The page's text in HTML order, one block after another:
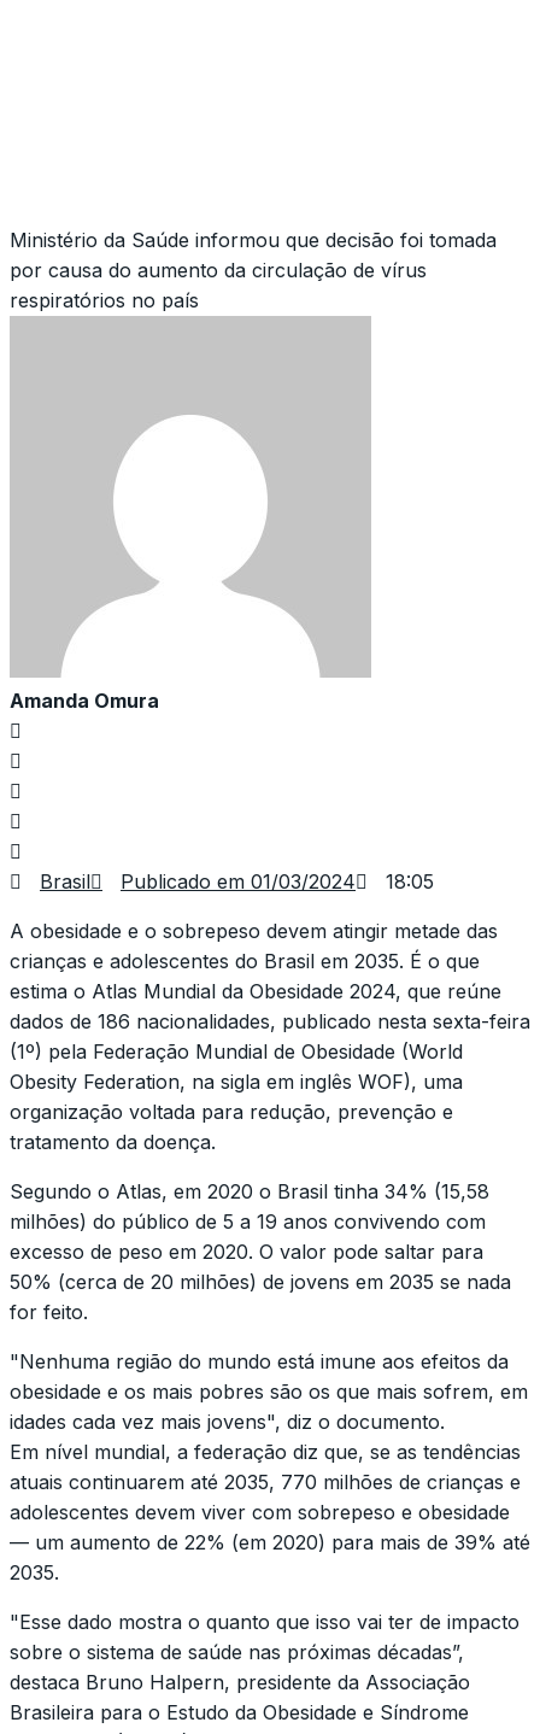
Ministério da Saúde informou que decisão foi tomada
por causa do aumento da circulação de vírus
respiratórios no país
Amanda Omura
Brasil Publicado em 01/03/2024 18:05
A obesidade e o sobrepeso devem atingir metade das
crianças e adolescentes do Brasil em 2035. É o que
estima o Atlas Mundial da Obesidade 2024, que reúne
dados de 186 nacionalidades, publicado nesta sexta-feira
(1º) pela Federação Mundial de Obesidade (World
Obesity Federation, na sigla em inglês WOF), uma
organização voltada para redução, prevenção e
tratamento da doença.
Segundo o Atlas, em 2020 o Brasil tinha 34% (15,58
milhões) do público de 5 a 19 anos convivendo com
excesso de peso em 2020. O valor pode saltar para
50% (cerca de 20 milhões) de jovens em 2035 se nada
for feito.
"Nenhuma região do mundo está imune aos efeitos da
obesidade e os mais pobres são os que mais sofrem, em
idades cada vez mais jovens", diz o documento.
Em nível mundial, a federação diz que, se as tendências
atuais continuarem até 2035, 770 milhões de crianças e
adolescentes devem viver com sobrepeso e obesidade
— um aumento de 22% (em 2020) para mais de 39% até
2035.
"Esse dado mostra o quanto que isso vai ter de impacto
sobre o sistema de saúde nas próximas décadas”,
destaca Bruno Halpern, presidente da Associação
Brasileira para o Estudo da Obesidade e Síndrome